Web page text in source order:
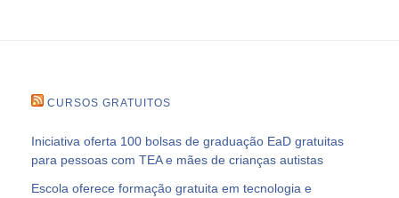
CURSOS GRATUITOS
Iniciativa oferta 100 bolsas de graduação EaD gratuitas
para pessoas com TEA e mães de crianças autistas
Escola oferece formação gratuita em tecnologia e